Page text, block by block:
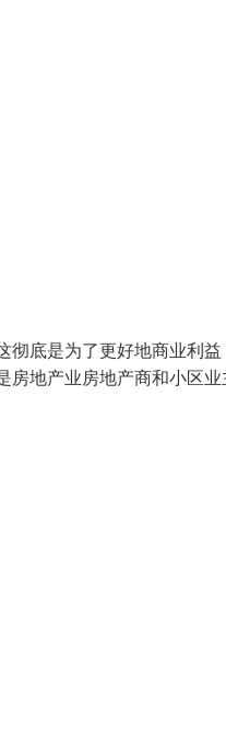
底是为了更好地商业利
地产业房地产商和小区